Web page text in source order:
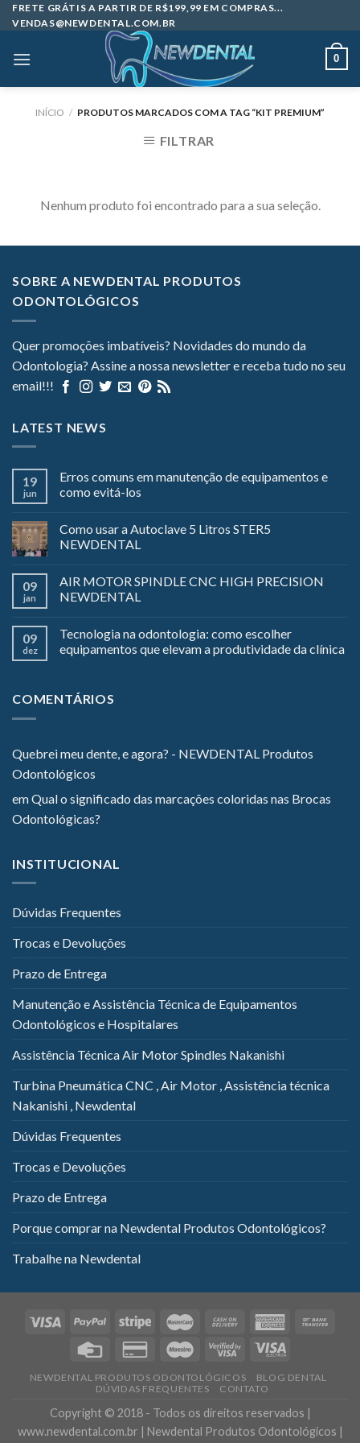
Skip
to
FRETE GRÁTIS A PARTIR DE R$199,99 EM COMPRAS...
VENDAS@NEWDENTAL.COM.BR
0
INÍCIO / PRODUTOS MARCADOS COM A TAG “KIT PREMIUM”
FILTRAR
Nenhum produto foi encontrado para a sua seleção.
SOBRE A NEWDENTAL PRODUTOS
ODONTOLÓGICOS
Quer promoções imbatíveis? Novidades do mundo da
Odontologia? Assine a nossa newsletter e receba tudo no seu
email!!!
LATEST NEWS
19
jun
Erros comuns em manutenção de equipamentos e
como evitá-los
Como usar a Autoclave 5 Litros STER5
NEWDENTAL
09
jan
AIR MOTOR SPINDLE CNC HIGH PRECISION
NEWDENTAL
09
dez
Tecnologia na odontologia: como escolher
equipamentos que elevam a produtividade da clínica
COMENTÁRIOS
Quebrei meu dente, e agora? - NEWDENTAL Produtos
Odontológicos
emQual o significado das marcações coloridas nas Brocas
Odontológicas?
INSTITUCIONAL
Dúvidas Frequentes
Trocas e Devoluções
Prazo de Entrega
Manutenção e Assistência Técnica de Equipamentos
Odontológicos e Hospitalares
Assistência Técnica Air Motor Spindles Nakanishi
Turbina Pneumática CNC , Air Motor , Assistência técnica
Nakanishi , Newdental
Dúvidas Frequentes
Trocas e Devoluções
Prazo de Entrega
Porque comprar na Newdental Produtos Odontológicos?
Trabalhe na Newdental
NEWDENTAL PRODUTOS ODONTOLÓGICOS
BLOG DENTAL
DÚVIDAS FREQUENTES
CONTATO
Copyright © 2018 - Todos os direitos reservados |
www.newdental.com.br | Newdental Produtos Odontológicos |